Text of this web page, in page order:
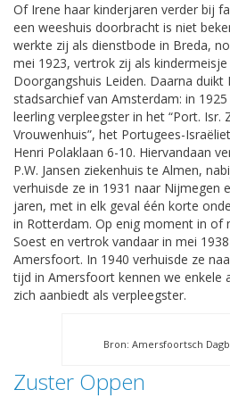
Of Irene haar kinderjaren verder bij
een weeshuis doorbracht is niet
werkte zij als dienstbode in Breda,
mei 1923, vertrok zij als
Doorgangshuis Leiden. Daarna duikt
stadsarchief van Amsterdam: in
leerling verpleegster in het “Port. Isr.
Vrouwenhuis”, het Portugees-
Henri Polaklaan 6-10. Hiervandaan
P.W. Jansen ziekenhuis te Almen,
verhuisde ze in 1931 naar Nijmegen
jaren, met in elk geval één korte
in Rotterdam. Op enig moment in of
Soest en vertrok vandaar in mei
Amersfoort. In 1940 verhuisde ze
tijd in Amersfoort kennen we enkele
zich aanbiedt als verpleegster.
Bron: Amersfoortsch
Zuster Oppen